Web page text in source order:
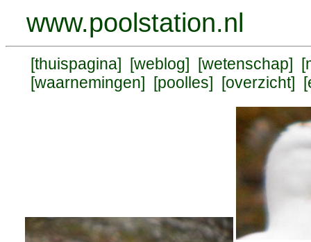
www.poolstation.nl
[thuispagina] [weblog] [wetenschap] [
[waarnemingen] [poolles] [overzicht] [